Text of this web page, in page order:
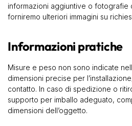
informazioni aggiuntive o fotografie
forniremo ulteriori immagini su
Informazioni pratiche
Misure e peso non sono indicate
dimensioni precise per
contatto. In caso di spedizione o
supporto per imballo adeguato,
dimensioni dell’oggetto.